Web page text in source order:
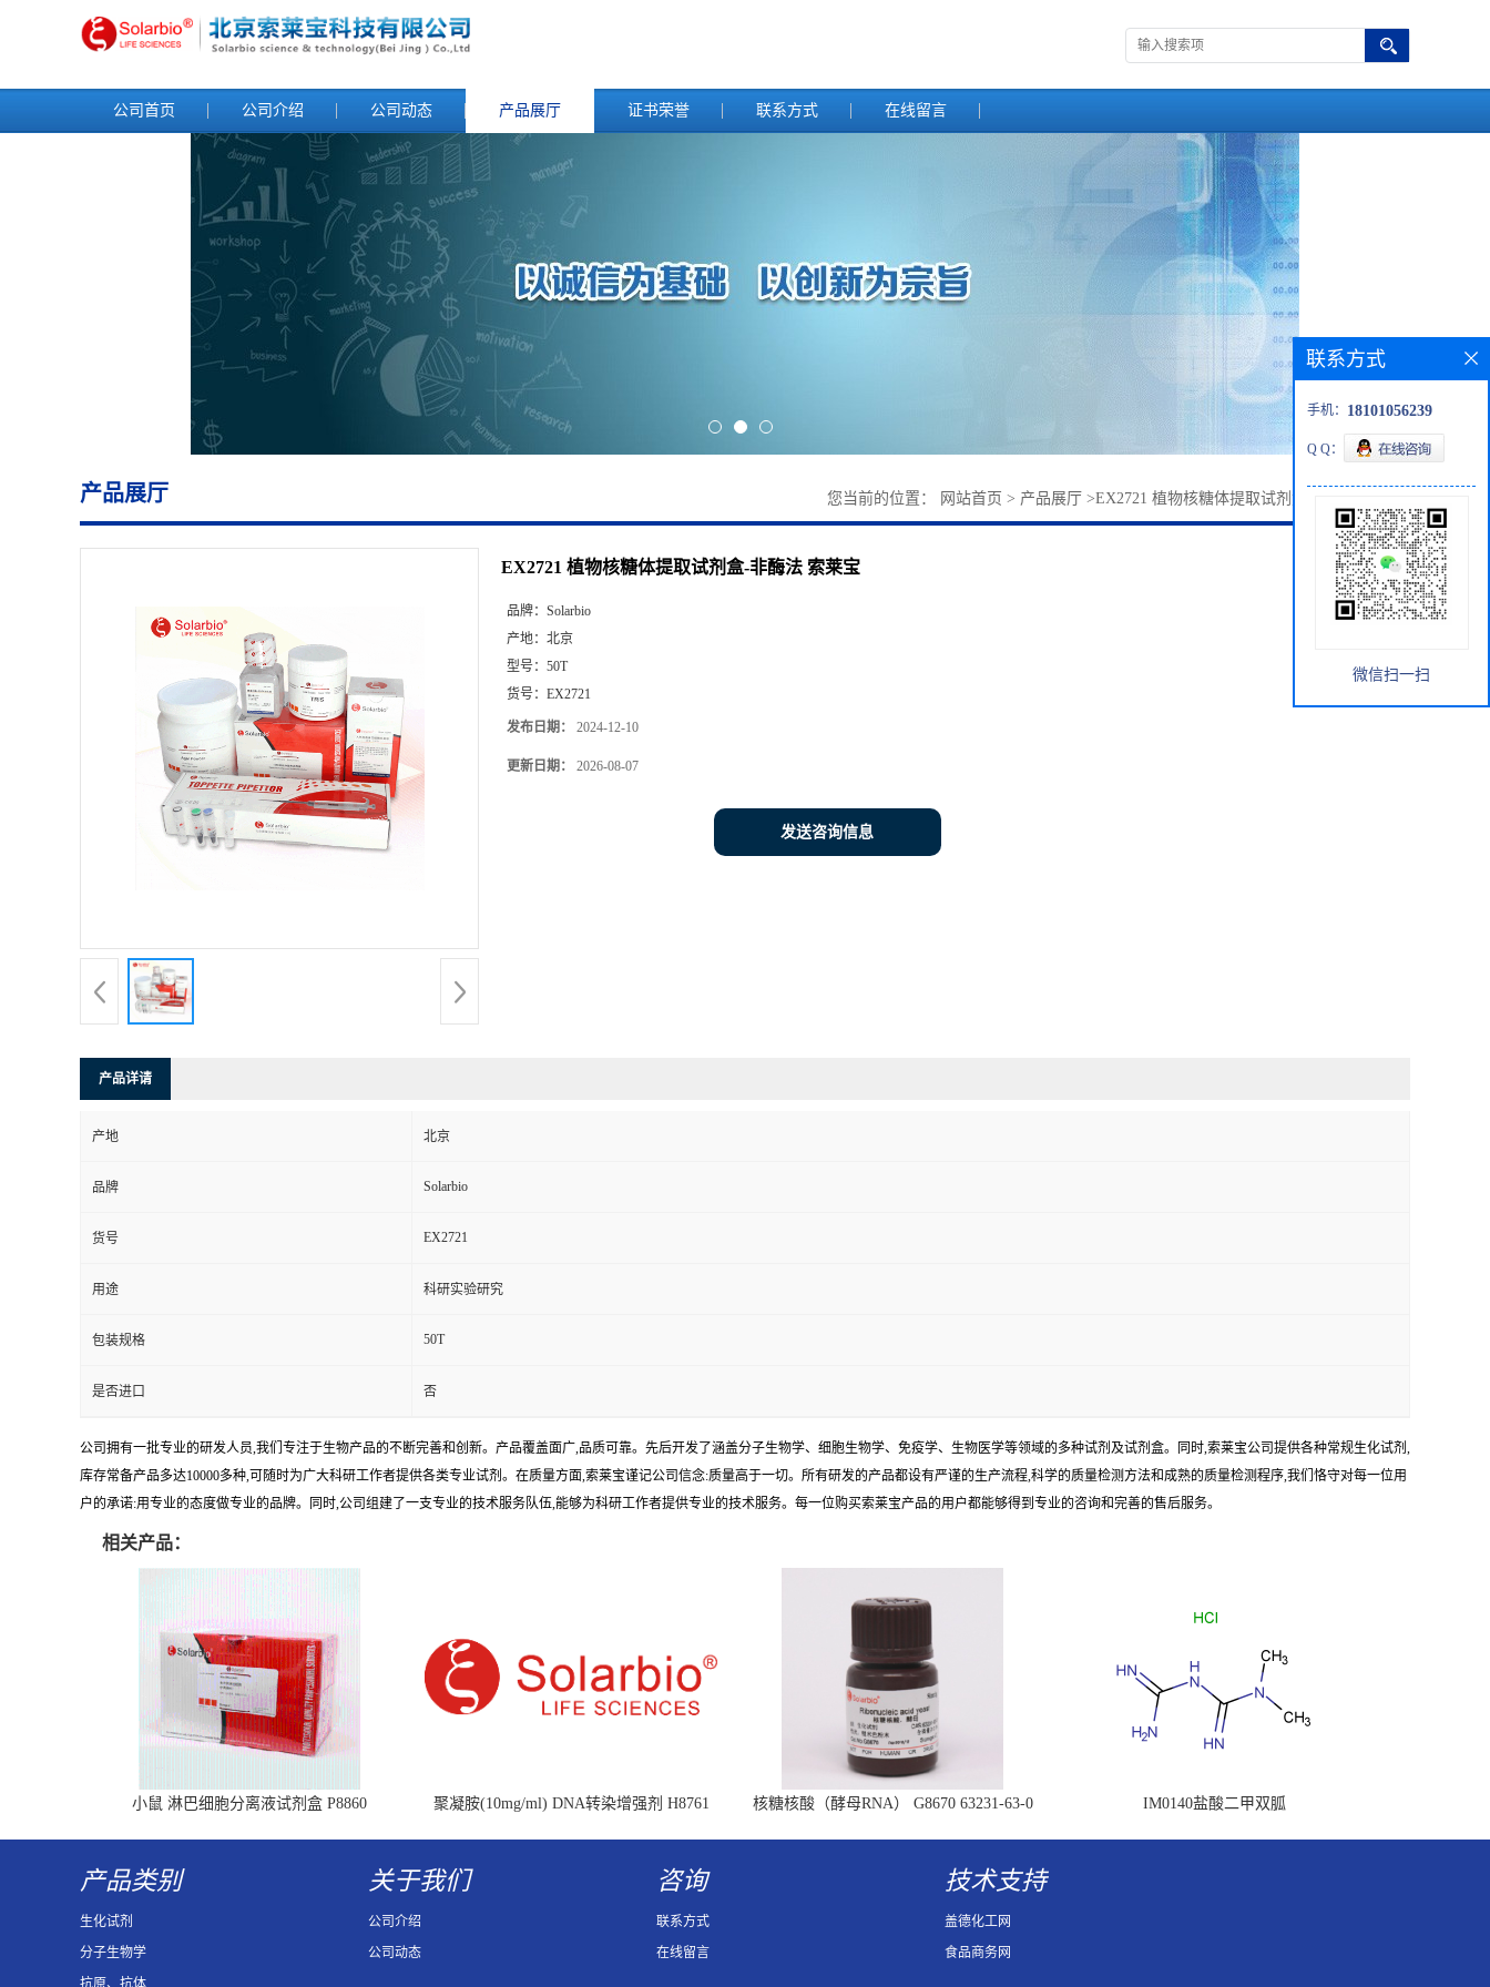
公司首页 公司介绍 公司动态 产品展厅 证书荣誉 联系方式 在线留言
产品展厅 您当前的位置： 网站首页 > 产品展厅 >EX2721 植物核糖体提取试剂盒-非酶法 索莱宝
EX2721 植物核糖体提取试剂盒-非酶法 索莱宝
品牌： Solarbio
产地： 北京
型号： 50T
货号： EX2721
发布日期： 2024-12-10
更新日期： 2026-08-07
发送咨询信息
产品详请
产地 北京
品牌 Solarbio
货号 EX2721
用途 科研实验研究
包装规格 50T
是否进口 否
公司拥有一批专业的研发人员,我们专注于生物产品的不断完善和创新。产品覆盖面广,品质可靠。先后开发了涵盖分子生物学、细胞生物学、免疫学、生物医学等领域的多种试剂及试剂盒。同时,索莱宝公司提供各种常规生化试剂,
库存常备产品多达10000多种,可随时为广大科研工作者提供各类专业试剂。在质量方面,索莱宝谨记公司信念:质量高于一切。所有研发的产品都设有严谨的生产流程,科学的质量检测方法和成熟的质量检测程序,我们恪守对每一位用
户的承诺:用专业的态度做专业的品牌。同时,公司组建了一支专业的技术服务队伍,能够为科研工作者提供专业的技术服务。每一位购买索莱宝产品的用户都能够得到专业的咨询和完善的售后服务。
相关产品：
小鼠 淋巴细胞分离液试剂盒 P8860 聚凝胺(10mg/ml) DNA转染增强剂 H8761
核糖核酸（酵母RNA） G8670 63231-63-0
IM0140盐酸二甲双胍
联系方式
手机： 18101056239
Q Q：
微信扫一扫
产品类别
生化试剂
分子生物学
抗原、抗体
关于我们
公司介绍
公司动态
咨询
联系方式
在线留言
技术支持
盖德化工网
食品商务网